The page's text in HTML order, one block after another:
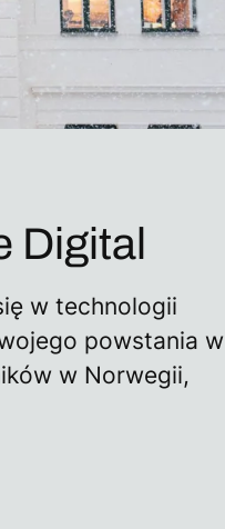
Digital
w technologii
powstania w
w Norwegii,